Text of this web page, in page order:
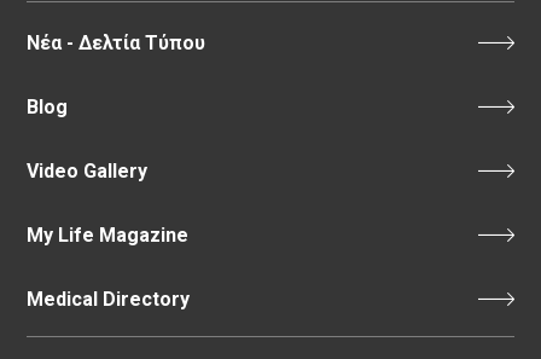
Νέα - Δελτία Τύπου
Blog
Video Gallery
My Life Magazine
Medical Directory